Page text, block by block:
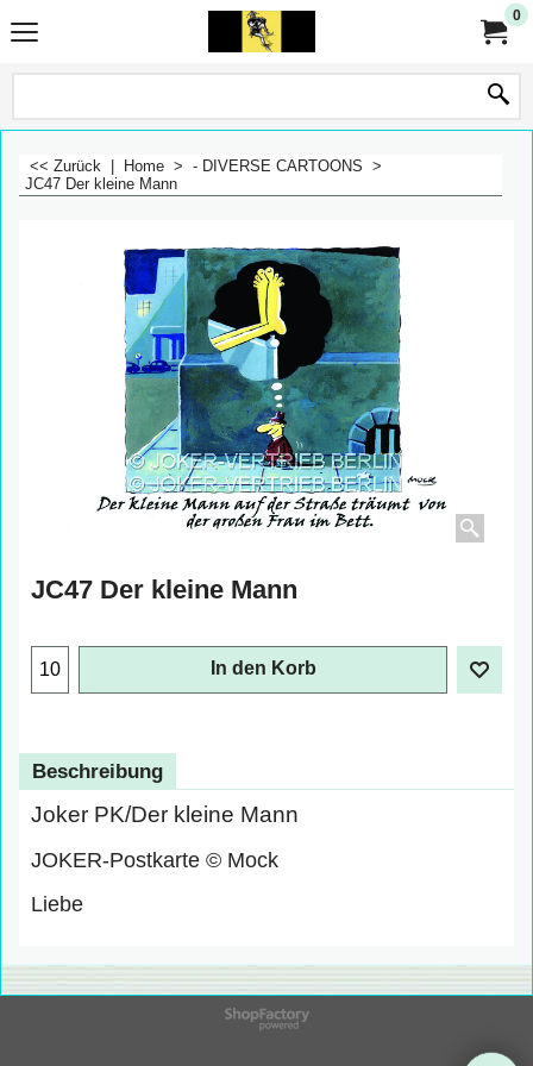
0
<< Zurück Home > - DIVERSE CARTOONS >
JC47 Der kleine Mann
JC47 Der kleine Mann
In den Korb
Beschreibung
Joker PK/Der kleine Mann
JOKER-Postkarte © Mock
Liebe
WebShop erstellt mit
ShopFactory Shop